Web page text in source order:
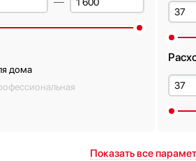
дома
Показать все